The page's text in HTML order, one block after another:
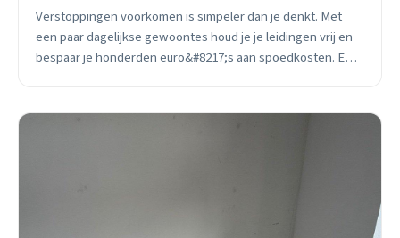
Verstoppingen voorkomen is simpeler dan je denkt. Met
een paar dagelijkse gewoontes houd je je leidingen vrij en
bespaar je honderden euro&#8217;s aan spoedkosten. Een